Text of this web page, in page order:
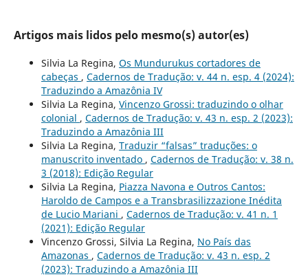
Artigos mais lidos pelo mesmo(s) autor(es)
Silvia La Regina, Os Mundurukus cortadores de
cabeças , Cadernos de Tradução: v. 44 n. esp. 4 (2024):
Traduzindo a Amazônia IV
Silvia La Regina, Vincenzo Grossi: traduzindo o olhar
colonial , Cadernos de Tradução: v. 43 n. esp. 2 (2023):
Traduzindo a Amazônia III
Silvia La Regina, Traduzir “falsas” traduções: o
manuscrito inventado , Cadernos de Tradução: v. 38 n.
3 (2018): Edição Regular
Silvia La Regina, Piazza Navona e Outros Cantos:
Haroldo de Campos e a Transbrasilizzazione Inédita
de Lucio Mariani , Cadernos de Tradução: v. 41 n. 1
(2021): Edição Regular
Vincenzo Grossi, Silvia La Regina, No País das
Amazonas , Cadernos de Tradução: v. 43 n. esp. 2
(2023): Traduzindo a Amazônia III